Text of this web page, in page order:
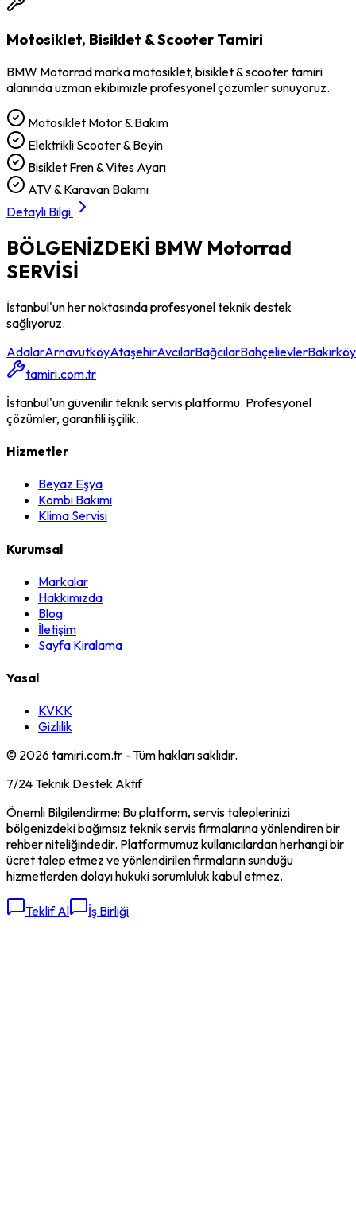
Motosiklet, Bisiklet & Scooter Tamiri
BMW Motorradmarkamotosiklet, bisiklet & scooter tamiri
alanında uzman ekibimizle profesyonel çözümler sunuyoruz.
Motosiklet Motor & Bakım
Elektrikli Scooter & Beyin
Bisiklet Fren & Vites Ayarı
ATV & Karavan Bakımı
Detaylı Bilgi
BÖLGENİZDEKİ BMW Motorrad
SERVİSİ
İstanbul'un her noktasında profesyonel teknik destek
sağlıyoruz.
AdalarArnavutköyAtaşehirAvcılarBağcılarBahçelievlerBakırköy
tamiri.com.tr
İstanbul'un güvenilir teknik servis platformu. Profesyonel
çözümler, garantili işçilik.
Hizmetler
Beyaz Eşya
Kombi Bakımı
Klima Servisi
Kurumsal
Markalar
Hakkımızda
Blog
İletişim
Sayfa Kiralama
Yasal
KVKK
Gizlilik
© 2026tamiri.com.tr - Tüm hakları saklıdır.
7/24 Teknik Destek Aktif
Önemli Bilgilendirme: Bu platform, servis taleplerinizi
bölgenizdeki bağımsız teknik servis firmalarına yönlendiren bir
rehber niteliğindedir. Platformumuz kullanıcılardan herhangi bir
ücret talep etmez ve yönlendirilen firmaların sunduğu
hizmetlerden dolayı hukuki sorumluluk kabul etmez.
Teklif Al İş Birliği